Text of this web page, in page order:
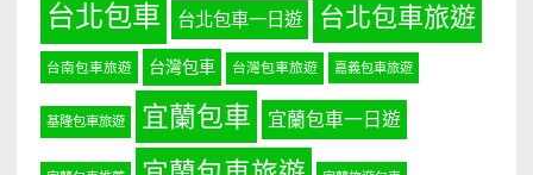
台北包車 台北包車一日遊 台北包車旅遊
台南包車旅遊 台灣包車 台灣包車旅遊 嘉義包車旅遊
基隆包車旅遊 宜蘭包車 宜蘭包車一日遊